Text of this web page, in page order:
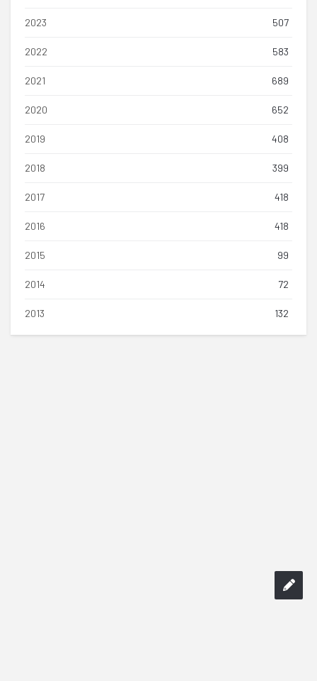
2023 507
2022 583
2021 689
2020 652
2019 408
2018 399
2017 418
2016 418
2015 99
2014 72
2013 132